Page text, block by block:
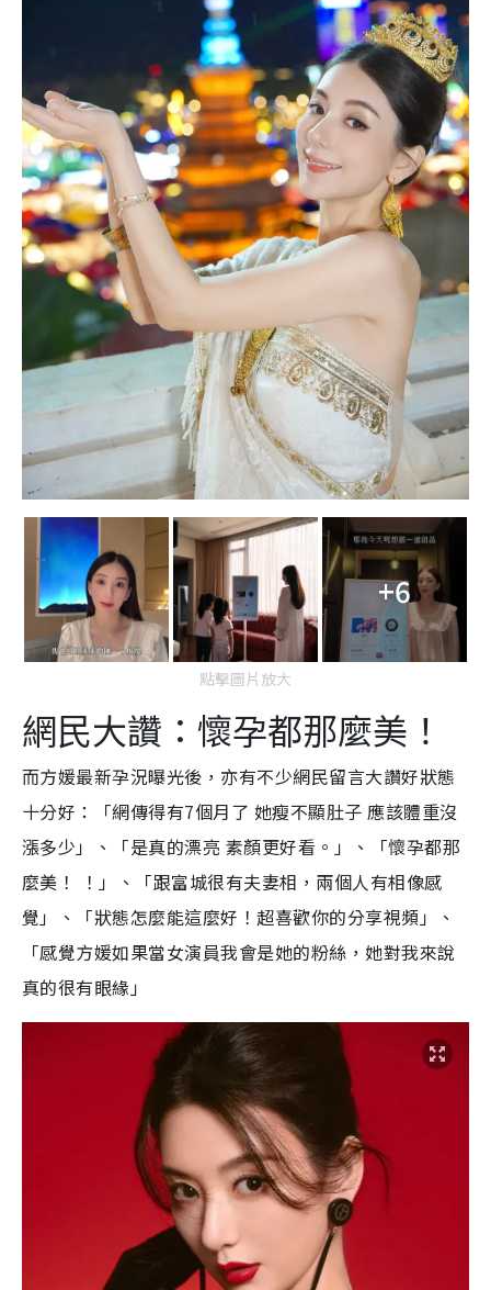
+6
點擊圖片放大
網民大讚：懷孕都那麼美！
而方媛最新孕況曝光後，亦有不少網民留言大讚好狀態
十分好：「網傳得有7個月了 她瘦不顯肚子 應該體重沒
漲多少」、「是真的漂亮 素顏更好看。」、「懷孕都那
麼美！ ！」、「跟富城很有夫妻相，兩個人有相像感
覺」、「狀態怎麼能這麼好！超喜歡你的分享視頻」、
「感覺方媛如果當女演員我會是她的粉絲，她對我來說
真的很有眼緣」